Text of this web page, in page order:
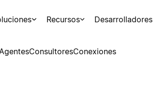
Recursos Desarrolladores
ConsultoresConexiones